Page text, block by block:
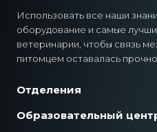
Использовать все наши
оборудование и самые
ветеринарии, чтобы связь
питомцем оставалась
Отделения
Образовательный